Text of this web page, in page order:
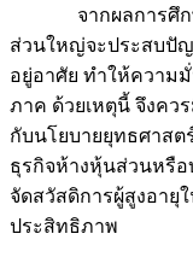
จากผลการศึกษา
ส่วนใหญ่จะประสบปั
อยู่อาศัย ทำให้ความ
ภาค ด้วยเหตุนี้ จึงคว
กับนโยบายยุทธศาส
ธุรกิจห้างหุ้นส่วนหรือ
จัดสวัสดิการผู้สูงอายุ
ประสิทธิภาพ